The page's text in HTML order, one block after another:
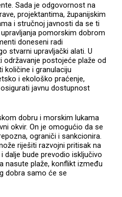
Sada je odgovornost na
projektantima, županijskim
i stručnoj javnosti da se ti
pomorskim dobrom
doneseni radi
stvarni upravljački alati. U
održavanje postojeće plaže od
količine i granulaciju
i ekološko praćenje,
javnu dostupnost
dobru i morskim lukama
okvir. On je omogućio da se
ograniči i sankcionira.
riješiti razvojni pritisak na
dalje bude prevodio isključivo
nasute plaže, konflikt između
dobra samo će se